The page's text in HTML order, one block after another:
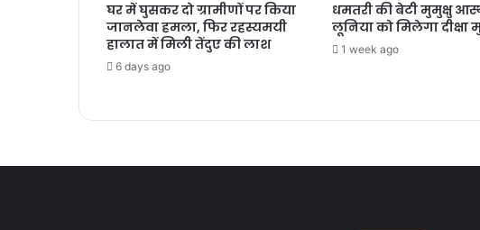
घर में घुसकर दो ग्रामीणों पर किया
जानलेवा हमला, फिर रहस्यमयी
हालात में मिली तेंदुए की लाश
6 days ago
धमतरी की बेटी मुमुक्षु
लूनिया को मिलेगा दीक्षा
1 week ago